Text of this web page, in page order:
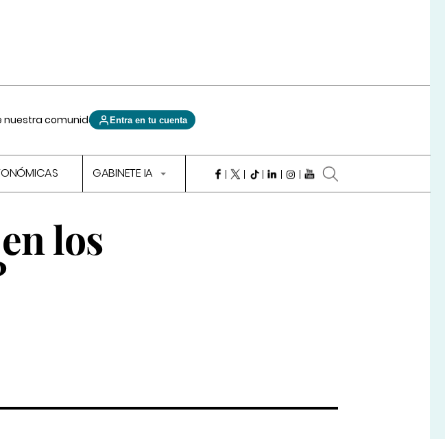
nuestra comunidad Entra en tu cuenta
GABINETE IA
los